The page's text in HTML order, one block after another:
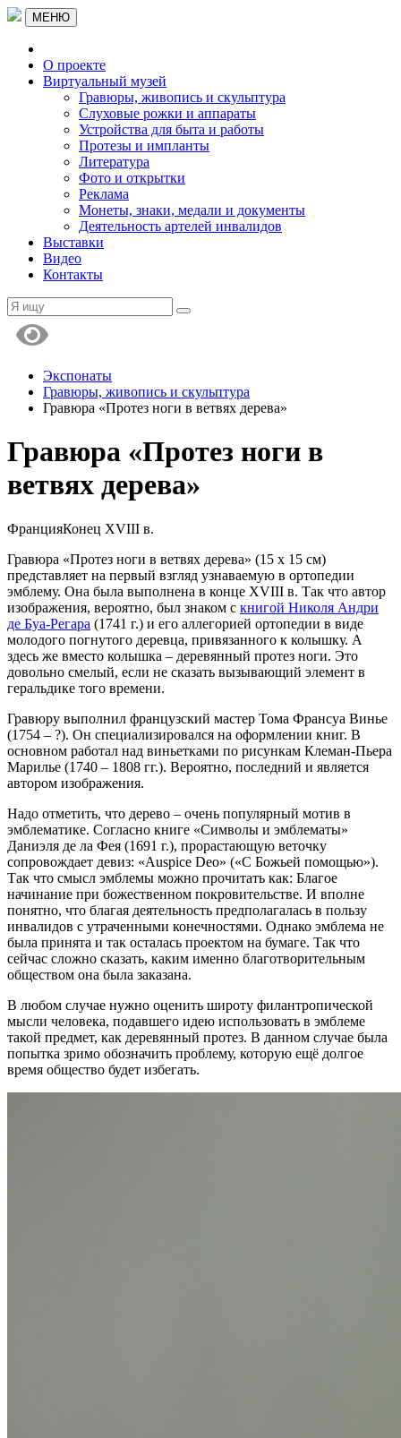
МЕНЮ
О проекте
Виртуальный музей
Гравюры, живопись и скульптура
Слуховые рожки и аппараты
Устройства для быта и работы
Протезы и импланты
Литература
Фото и открытки
Реклама
Монеты, знаки, медали и документы
Деятельность артелей инвалидов
Выставки
Видео
Контакты
Экспонаты
Гравюры, живопись и скульптура
Гравюра «Протез ноги в ветвях дерева»
Гравюра «Протез ноги в
ветвях дерева»
ФранцияКонец XVIII в.
Гравюра «Протез ноги в ветвях дерева» (15 х 15 см)
представляет на первый взгляд узнаваемую в ортопедии
эмблему. Она была выполнена в конце XVIII в. Так что автор
изображения, вероятно, был знаком с книгой Николя Андри
де Буа-Регара (1741 г.) и его аллегорией ортопедии в виде
молодого погнутого деревца, привязанного к колышку. А
здесь же вместо колышка – деревянный протез ноги. Это
довольно смелый, если не сказать вызывающий элемент в
геральдике того времени.
Гравюру выполнил французский мастер Тома Франсуа Винье
(1754 – ?). Он специализировался на оформлении книг. В
основном работал над виньетками по рисункам Клеман-Пьера
Марилье (1740 – 1808 гг.). Вероятно, последний и является
автором изображения.
Надо отметить, что дерево – очень популярный мотив в
эмблематике. Согласно книге «Символы и эмблематы»
Даниэля де ла Фея (1691 г.), прорастающую веточку
сопровождает девиз: «Auspice Deo» («С Божьей помощью»).
Так что смысл эмблемы можно прочитать как: Благое
начинание при божественном покровительстве. И вполне
понятно, что благая деятельность предполагалась в пользу
инвалидов с утраченными конечностями. Однако эмблема не
была принята и так осталась проектом на бумаге. Так что
сейчас сложно сказать, каким именно благотворительным
обществом она была заказана.
В любом случае нужно оценить широту филантропической
мысли человека, подавшего идею использовать в эмблеме
такой предмет, как деревянный протез. В данном случае была
попытка зримо обозначить проблему, которую ещё долгое
время общество будет избегать.